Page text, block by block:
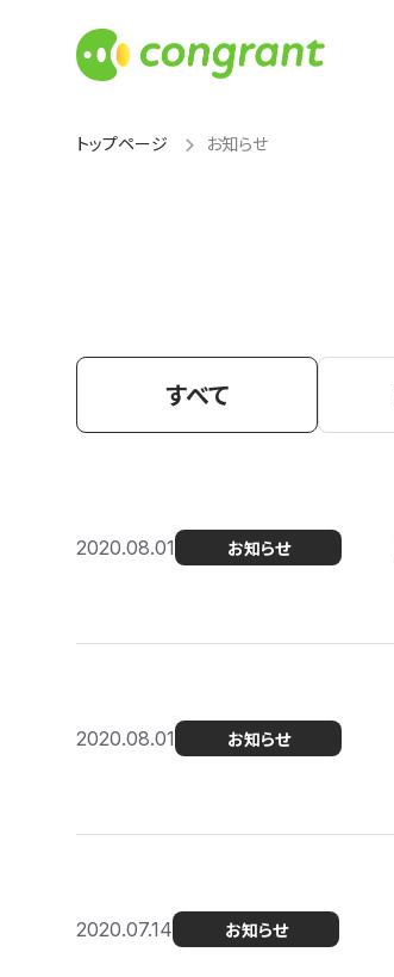
トップページ お知らせ
すべて
2020.08.01 お知らせ
2020.08.01 お知らせ
2020.07.14 お知らせ